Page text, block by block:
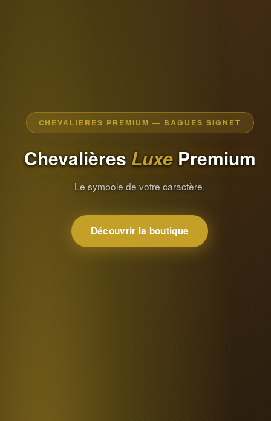
CHEVALIÈRES PREMIUM — BAGUES SIGNET
ChevalièresLuxePremium
Le symbole de votre caractère.
Découvrir la boutique